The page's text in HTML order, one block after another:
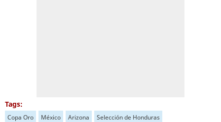
Tags:
Copa Oro México Arizona
Selección de Honduras